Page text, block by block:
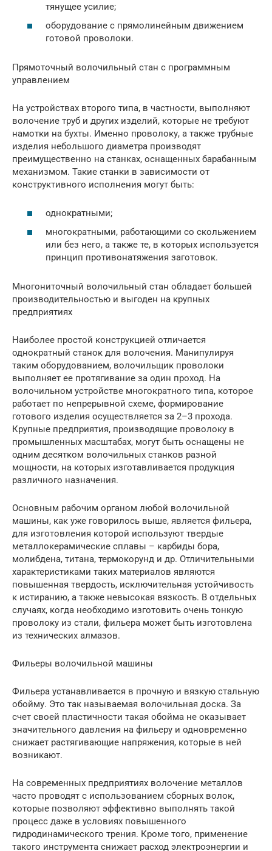
тянущее усилие;
оборудование с прямолинейным движением
готовой проволоки.
Прямоточный волочильный стан с программным
управлением
На устройствах второго типа, в частности, выполняют
волочение труб и других изделий, которые не требуют
намотки на бухты. Именно проволоку, а также трубные
изделия небольшого диаметра производят
преимущественно на станках, оснащенных барабанным
механизмом. Такие станки в зависимости от
конструктивного исполнения могут быть:
однократными;
многократными, работающими со скольжением
или без него, а также те, в которых используется
принцип противонатяжения заготовок.
Многониточный волочильный стан обладает большей
производительностью и выгоден на крупных
предприятиях
Наиболее простой конструкцией отличается
однократный станок для волочения. Манипулируя
таким оборудованием, волочильщик проволоки
выполняет ее протягивание за один проход. На
волочильном устройстве многократного типа, которое
работает по непрерывной схеме, формирование
готового изделия осуществляется за 2–3 прохода.
Крупные предприятия, производящие проволоку в
промышленных масштабах, могут быть оснащены не
одним десятком волочильных станков разной
мощности, на которых изготавливается продукция
различного назначения.
Основным рабочим органом любой волочильной
машины, как уже говорилось выше, является фильера,
для изготовления которой используют твердые
металлокерамические сплавы – карбиды бора,
молибдена, титана, термокорунд и др. Отличительными
характеристиками таких материалов являются
повышенная твердость, исключительная устойчивость
к истиранию, а также невысокая вязкость. В отдельных
случаях, когда необходимо изготовить очень тонкую
проволоку из стали, фильера может быть изготовлена
из технических алмазов.
Фильеры волочильной машины
Фильера устанавливается в прочную и вязкую стальную
обойму. Это так называемая волочильная доска. За
счет своей пластичности такая обойма не оказывает
значительного давления на фильеру и одновременно
снижает растягивающие напряжения, которые в ней
возникают.
На современных предприятиях волочение металлов
часто проводят с использованием сборных волок,
которые позволяют эффективно выполнять такой
процесс даже в условиях повышенного
гидродинамического трения. Кроме того, применение
такого инструмента снижает расход электроэнергии и